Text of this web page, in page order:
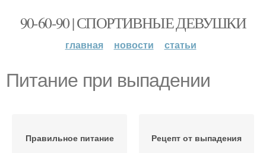
90-60-90 | СПОРТИВНЫЕ ДЕВУШКИ
главная новости статьи
Питание при выпадении
Правильное питание Рецепт от выпадения